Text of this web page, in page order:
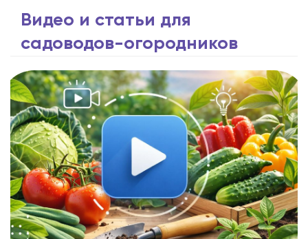
Видео и статьи для
садоводов-огородников